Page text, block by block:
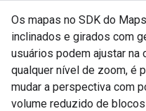
Os mapas no SDK do
inclinados e girados com
usuários podem ajustar na
qualquer nível de zoom, é
mudar a perspectiva com
volume reduzido de